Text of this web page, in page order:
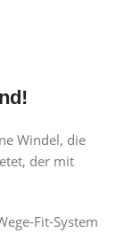
Windel, die
der mit
Fit-System